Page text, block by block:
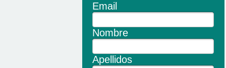
Email
Nombre
Apellidos